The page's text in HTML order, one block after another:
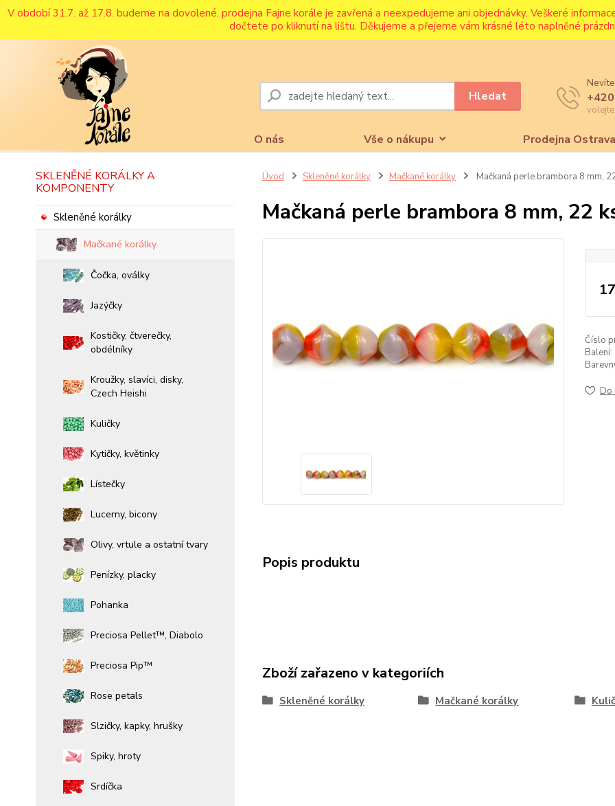
V období 31.7. až 17.8. budeme na dovolené, prodejna Fajne korále je zavřená a neexpedujeme ani objednávky. Veškeré
dočtete po kliknutí na lištu. Děkujeme a přejeme vám krásné léto naplněné
O nás Vše o nákupu Prodejna
Hledat
SKLENĚNÉ KORÁLKY A
KOMPONENTY
Skleněné korálky
Mačkané korálky
Čočka, oválky
Jazýčky
Kostičky, čtverečky,
obdélníky
Kroužky, slavíci, disky,
Czech Heishi
Kuličky
Kytičky, květinky
Lístečky
Lucerny, bicony
Olivy, vrtule a ostatní tvary
Penízky, placky
Pohanka
Preciosa Pellet™, Diabolo
Preciosa Pip™
Rose petals
Slzičky, kapky, hrušky
Spiky, hroty
Srdíčka
Úvod Skleněné korálky Mačkané korálky Mačkaná perle brambora 8 mm,
Mačkaná perle brambora 8 mm, 22
Číslo
Balení:
Do
Popis produktu
Zboží zařazeno v kategoriích
Skleněné korálky Mačkané korálky